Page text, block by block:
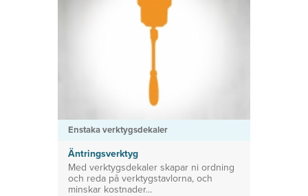
Enstaka verktygsdekaler
Äntringsverktyg
Med verktygsdekaler skapar ni ordning
och reda på verktygstavlorna, och
minskar kostnader...